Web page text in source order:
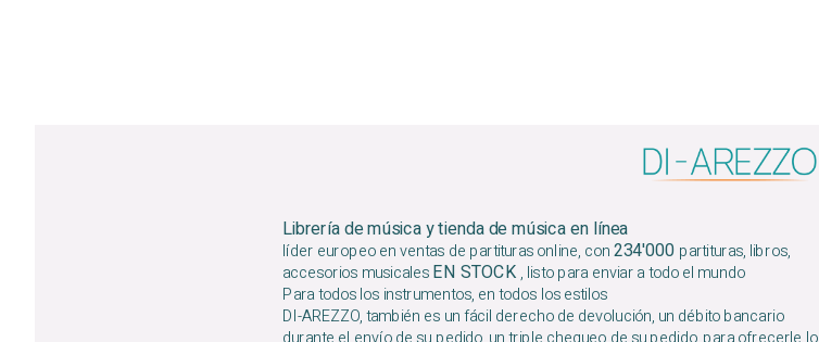
Librería de música y tienda de música en línea
líder europeo en ventas de partituras online, con234'000 partituras, libros,
accesorios musicalesEN STOCK , listo para enviar a todo el mundo
Para todos los instrumentos, en todos los estilos
DI-AREZZO, también es un fácil derecho de devolución, un débito bancario